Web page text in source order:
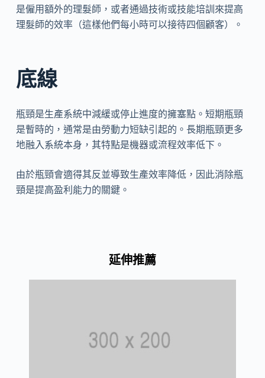
是僱用額外的理髮師，或者通過技術或技能培訓來提高
理髮師的效率（這樣他們每小時可以接待四個顧客）。
底線
瓶頸是生產系統中減緩或停止進度的擁塞點。短期瓶頸
是暫時的，通常是由勞動力短缺引起的。長期瓶頸更多
地融入系統本身，其特點是機器或流程效率低下。
由於瓶頸會適得其反並導致生產效率降低，因此消除瓶
頸是提高盈利能力的關鍵。
延伸推薦